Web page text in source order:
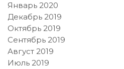
Январь 2020
Декабрь 2019
Октябрь 2019
Сентябрь 2019
Август 2019
Июль 2019